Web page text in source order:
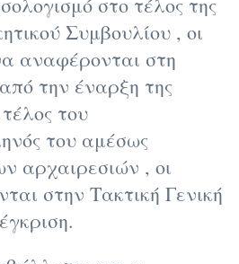
Συμβουλίου , οι
αναφέρονται στη
την έναρξη της
του
του αμέσως
αρχαιρεσιών , οι
στην Τακτική Γενική